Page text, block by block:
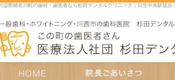
川辺郡猪名川町の歯科・歯医者なら杉田デンタルクリニック｜日生中央駅徒歩